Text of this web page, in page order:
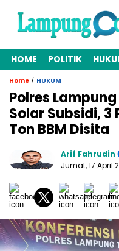
HOME POLITIK
Home / HUKUM
Polres
Solar Subsidi, 3
Ton BBM Disita
Arif Fahrudin
Jumat, 17 April